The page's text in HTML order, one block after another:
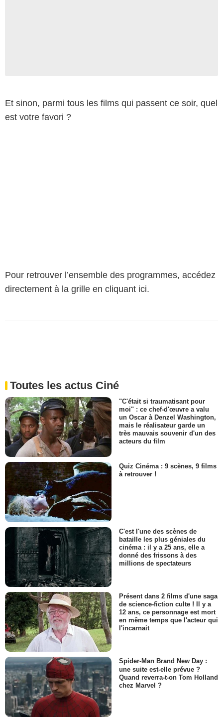
Et sinon, parmi tous les films qui passent ce soir, quel
est votre favori ?
Pour retrouver l’ensemble des programmes, accédez
directement à la grille en cliquant ici.
Toutes les actus Ciné
"C'était si traumatisant pour
moi" : ce chef-d'œuvre a valu
un Oscar à Denzel Washington,
mais le réalisateur garde un
très mauvais souvenir d'un des
acteurs du film
Quiz Cinéma : 9 scènes, 9 films
à retrouver !
C'est l'une des scènes de
bataille les plus géniales du
cinéma : il y a 25 ans, elle a
donné des frissons à des
millions de spectateurs
Présent dans 2 films d'une saga
de science-fiction culte ! Il y a
12 ans, ce personnage est mort
en même temps que l'acteur qui
l'incarnait
Spider-Man Brand New Day :
une suite est-elle prévue ?
Quand reverra-t-on Tom Holland
chez Marvel ?